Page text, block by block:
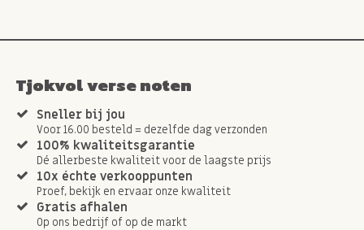
Tjokvol verse noten
Sneller bij jou
Voor 16.00 besteld = dezelfde dag verzonden
100% kwaliteitsgarantie
Dé allerbeste kwaliteit voor de laagste prijs
10x échte verkooppunten
Proef, bekijk en ervaar onze kwaliteit
Gratis afhalen
Op ons bedrijf of op de markt